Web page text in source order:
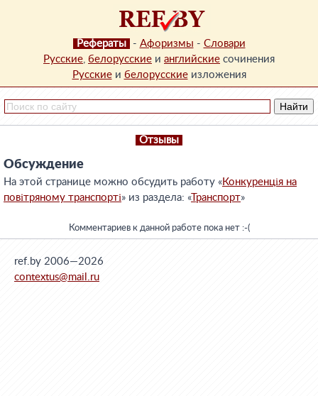
Рефераты - Афоризмы - Словари
Русские, белорусские и английские сочинения
Русскиеи белорусскиеизложения
Отзывы
Обсуждение
На этой странице можно обсудить работу «Конкуренція на
повітряному транспорті» из раздела: «Транспорт»
Комментариев к данной работе пока нет :-(
ref.by 2006—2026
contextus@mail.ru